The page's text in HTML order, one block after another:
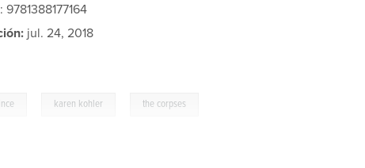
jul. 24, 2018
karen kohler the corpses